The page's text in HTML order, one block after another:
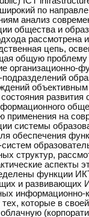
по
анализ
общества и
рассмотрена
цепь,
общую
организационно-
развития
применения на
системы
обеспечения
структур,
аспекты
функции
и развивающих
информационно-
тех, которые в